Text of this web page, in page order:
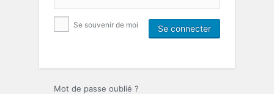
Se souvenir de moi
Mot de passe oublié ?